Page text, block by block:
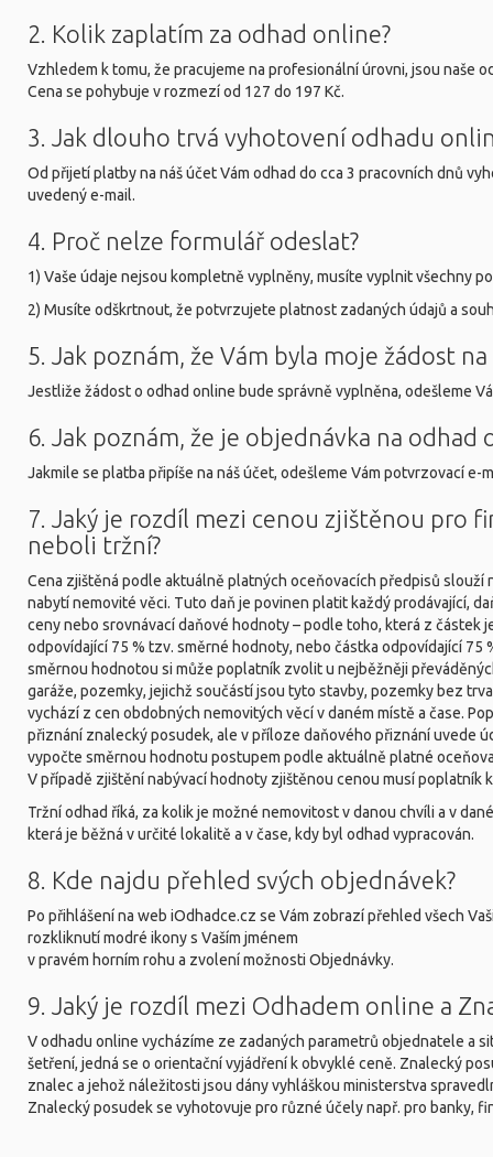
2. Kolik zaplatím za odhad online?
Vzhledem k tomu, že pracujeme na profesionální úrovni, jsou naše
Cena se pohybuje v rozmezí od 127 do 197 Kč.
3. Jak dlouho trvá vyhotovení odhadu
Od přijetí platby na náš účet Vám odhad do cca 3 pracovních dnů
uvedený e-mail.
4. Proč nelze formulář odeslat?
1) Vaše údaje nejsou kompletně vyplněny, musíte vyplnit všechny
2) Musíte odškrtnout, že potvrzujete platnost zadaných údajů a
5. Jak poznám, že Vám byla moje žádost
Jestliže žádost o odhad online bude správně vyplněna, odešleme
6. Jak poznám, že je objednávka na odhad
Jakmile se platba připíše na náš účet, odešleme Vám potvrzovací e-
7. Jaký je rozdíl mezi cenou zjištěnou pro
neboli tržní?
Cena zjištěná podle aktuálně platných oceňovacích předpisů
nabytí nemovité věci. Tuto daň je povinen platit každý prodávající,
ceny nebo srovnávací daňové hodnoty – podle toho, která z částek
odpovídající 75 % tzv. směrné hodnoty, nebo částka odpovídající
směrnou hodnotou si může poplatník zvolit u nejběžněji
garáže, pozemky, jejichž součástí jsou tyto stavby, pozemky bez
vychází z cen obdobných nemovitých věcí v daném místě a čase.
přiznání znalecký posudek, ale v příloze daňového přiznání uvede
vypočte směrnou hodnotu postupem podle aktuálně platné
V případě zjištění nabývací hodnoty zjištěnou cenou musí poplatník
Tržní odhad říká, za kolik je možné nemovitost v danou chvíli a v
která je běžná v určité lokalitě a v čase, kdy byl odhad vypracován.
8. Kde najdu přehled svých objednávek?
Po přihlášení na web iOdhadce.cz se Vám zobrazí přehled všech
rozkliknutí modré ikony s Vaším jménem
v pravém horním rohu a zvolení možnosti Objednávky.
9. Jaký je rozdíl mezi Odhadem online a
V odhadu online vycházíme ze zadaných parametrů objednatele a
šetření, jedná se o orientační vyjádření k obvyklé ceně. Znalecký
znalec a jehož náležitosti jsou dány vyhláškou ministerstva
Znalecký posudek se vyhotovuje pro různé účely např. pro banky,